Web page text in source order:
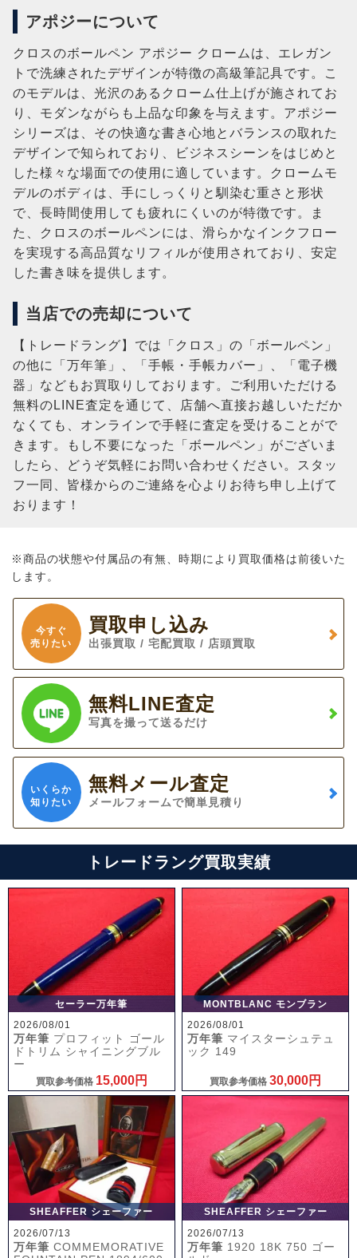
アポジーについて
クロスのボールペン アポジー クロームは、エレガン
トで洗練されたデザインが特徴の高級筆記具です。こ
のモデルは、光沢のあるクローム仕上げが施されてお
り、モダンながらも上品な印象を与えます。アポジー
シリーズは、その快適な書き心地とバランスの取れた
デザインで知られており、ビジネスシーンをはじめと
した様々な場面での使用に適しています。クロームモ
デルのボディは、手にしっくりと馴染む重さと形状
で、長時間使用しても疲れにくいのが特徴です。ま
た、クロスのボールペンには、滑らかなインクフロー
を実現する高品質なリフィルが使用されており、安定
した書き味を提供します。
当店での売却について
【トレードラング】では「クロス」の「ボールペン」
の他に「万年筆」、「手帳・手帳カバー」、「電子機
器」などもお買取りしております。ご利用いただける
無料のLINE査定を通じて、店舗へ直接お越しいただか
なくても、オンラインで手軽に査定を受けることがで
きます。もし不要になった「ボールペン」がございま
したら、どうぞ気軽にお問い合わせください。スタッ
フ一同、皆様からのご連絡を心よりお待ち申し上げて
おります！
※商品の状態や付属品の有無、時期により買取価格は前後いた
します。
今すぐ
売りたい
買取申し込み
出張買取 / 宅配買取 / 店頭買取
無料LINE査定
写真を撮って送るだけ
いくらか
知りたい
無料メール査定
メールフォームで簡単見積り
トレードラング買取実績
セーラー万年筆
2026/08/01
万年筆 プロフィット ゴール
ドトリム シャイニングブル
ー
買取参考価格 15,000円
MONTBLANC モンブラン
2026/08/01
万年筆 マイスターシュテュ
ック 149
買取参考価格30,000円
SHEAFFER シェーファー
2026/07/13
万年筆 COMMEMORATIVE
SHEAFFER シェーファー
2026/07/13
万年筆 1920 18K 750 ゴー